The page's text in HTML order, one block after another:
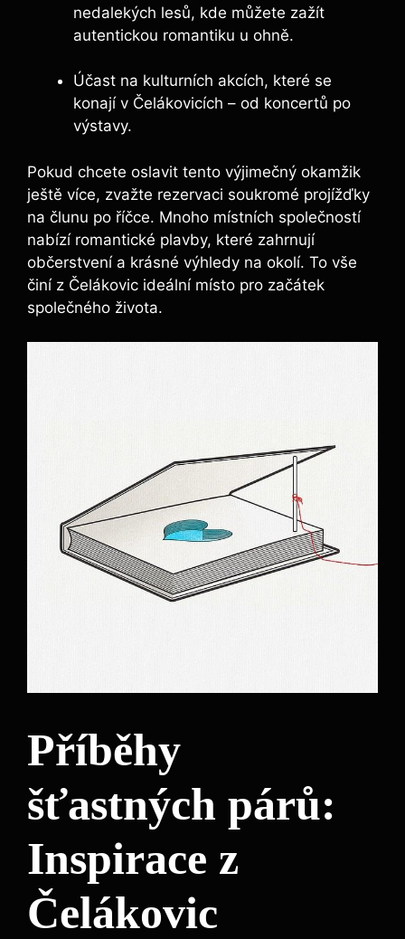
nedalekých lesů, kde můžete zažít
autentickou romantiku u ohně.
Účast na kulturních akcích, které se
konají v Čelákovicích – od koncertů po
výstavy.
Pokud chcete oslavit tento výjimečný okamžik
ještě více, zvažte rezervaci soukromé projížďky
na člunu po říčce. Mnoho místních společností
nabízí romantické plavby, které zahrnují
občerstvení a krásné výhledy na okolí. To vše
činí z Čelákovic ideální místo pro začátek
společného života.
Příběhy
šťastných párů:
Inspirace z
Čelákovic